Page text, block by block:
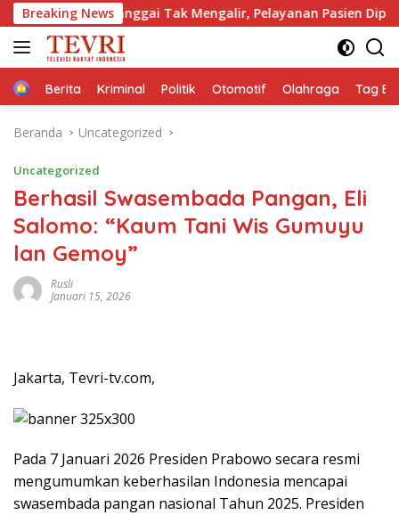
Langsung
ke
konten
Breaking News
Banggai Tak Mengalir, Pelayanan Pasien Dipertaruhkan: Ke
HomeBerita Kriminal Politik Otomotif Olahraga Tag
Beranda Uncategorized
Uncategorized
Berhasil Swasembada Pangan, Eli
Salomo: “Kaum Tani Wis Gumuyu
lan Gemoy”
Rusli
Januari 15, 2026
Jakarta, Tevri-tv.com,
Pada 7 Januari 2026 Presiden Prabowo secara resmi
mengumumkan keberhasilan Indonesia mencapai
swasembada pangan nasional Tahun 2025. Presiden